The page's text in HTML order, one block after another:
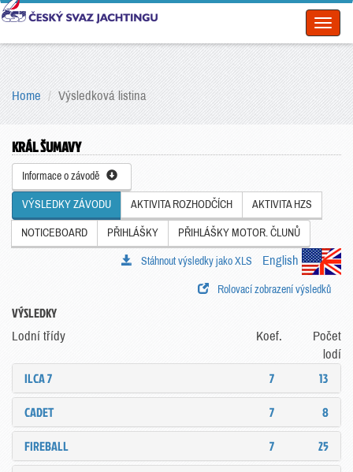
Home Výsledková listina
KRÁL ŠUMAVY
Informace o závodě
VÝSLEDKY ZÁVODU AKTIVITA ROZHODČÍCH AKTIVITA HZS
NOTICEBOARD PŘIHLÁŠKY PŘIHLÁŠKY MOTOR. ČLUNŮ
English
Stáhnout výsledky jako XLS
Rolovací zobrazení výsledků
VÝSLEDKY
Lodní třídy Koef.
Počet
lodí
ILCA 7 7
13
CADET
7
8
FIREBALL
7
25